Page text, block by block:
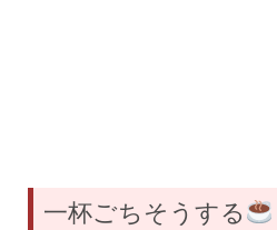
一杯ごちそうする